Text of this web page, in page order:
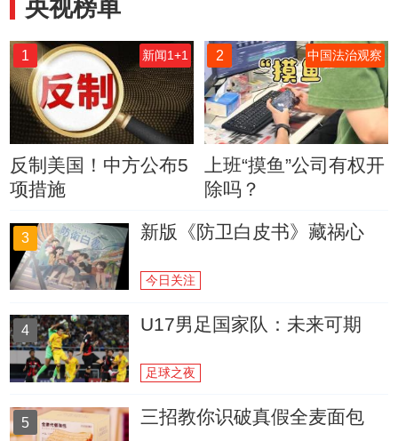
央视榜单
1 新闻1+1
反制美国！中方公布5
项措施
2 中国法治观察
上班“摸鱼”公司有权开
除吗？
3 新版《防卫白皮书》藏祸心
今日关注
4 U17男足国家队：未来可期
足球之夜
5 三招教你识破真假全麦面包